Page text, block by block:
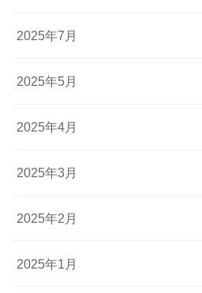
2025年7月
2025年5月
2025年4月
2025年3月
2025年2月
2025年1月